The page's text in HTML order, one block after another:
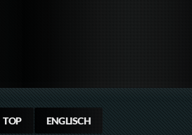
TOP ENGLISCH